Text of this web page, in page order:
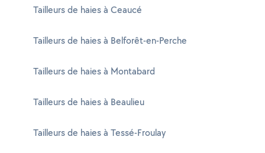
Tailleurs de haies à Ceaucé
Tailleurs de haies à Belforêt-en-Perche
Tailleurs de haies à Montabard
Tailleurs de haies à Beaulieu
Tailleurs de haies à Tessé-Froulay